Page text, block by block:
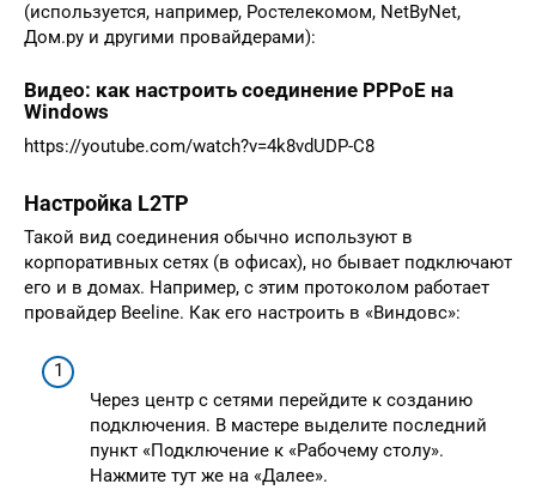
(используется, например, Ростелекомом, NetByNet,
Дом.ру и другими провайдерами):
Видео: как настроить соединение PPPoE на
Windows
https://youtube.com/watch?v=4k8vdUDP-C8
Настройка L2TP
Такой вид соединения обычно используют в
корпоративных сетях (в офисах), но бывает подключают
его и в домах. Например, с этим протоколом работает
провайдер Beeline. Как его настроить в «Виндовс»:
Через центр с сетями перейдите к созданию
подключения. В мастере выделите последний
пункт «Подключение к «Рабочему столу».
Нажмите тут же на «Далее».